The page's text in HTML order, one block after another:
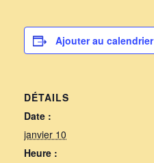
Ajouter au calendrier
DÉTAILS
Date :
janvier 10
Heure :